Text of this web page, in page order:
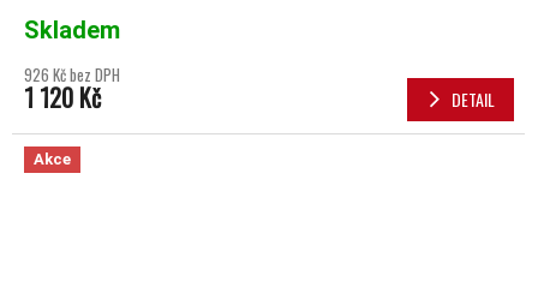
Skladem
926 Kč bez DPH
1 120 Kč DETAIL
Akce